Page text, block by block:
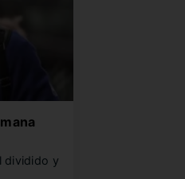
dividido y